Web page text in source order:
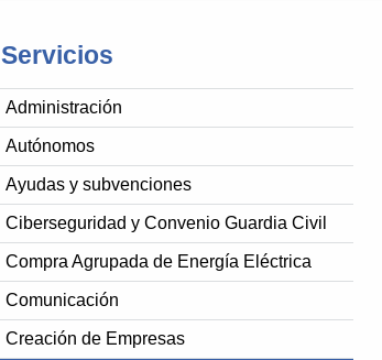
Servicios
Administración
Autónomos
Ayudas y subvenciones
Ciberseguridad y Convenio Guardia Civil
Compra Agrupada de Energía Eléctrica
Comunicación
Creación de Empresas